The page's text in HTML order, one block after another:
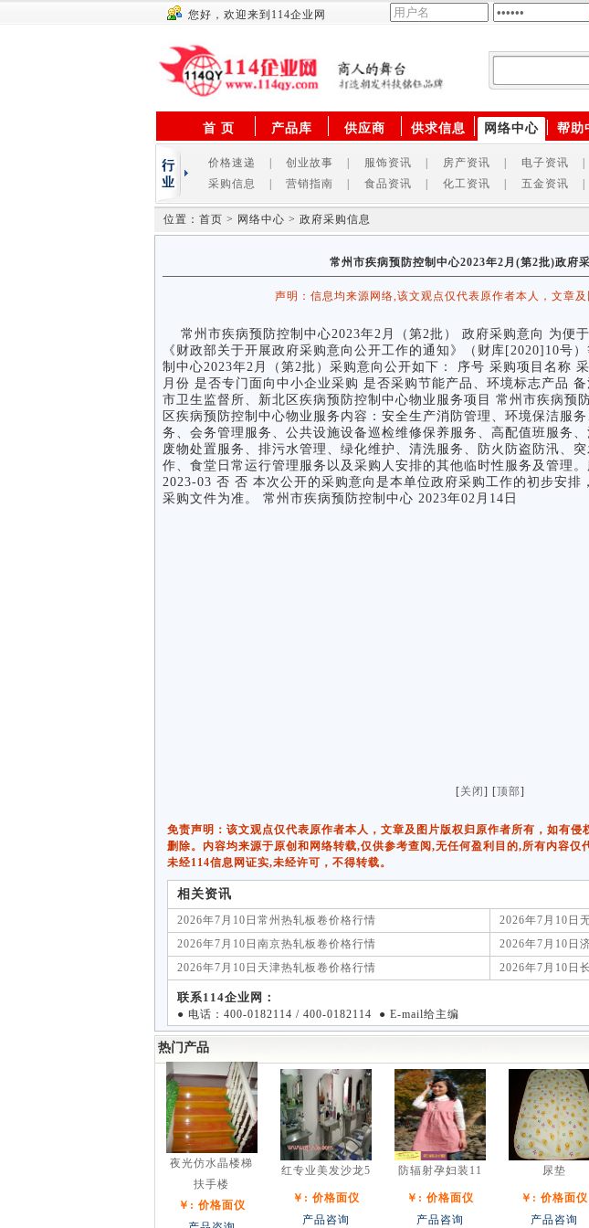
您好，欢迎来到114企业网
首 页 产品库 供应商 供求信息 网络中心 帮助
价格速递 创业故事 服饰资讯 房产资讯 电子资讯
采购信息
营销指南 食品资讯 化工资讯 五金资讯
位置：首页 > 网络中心 > 政府采购信息
常州市疾病预防控制中心2023年2月(第2批)政府
声明：信息均来源网络,该文观点仅代表原作者本人，文章
常州市疾病预防控制中心2023年2月（第2批） 政府采购意向 为便
《财政部关于开展政府采购意向公开工作的通知》（财库[2020]10号
制中心2023年2月（第2批）采购意向公开如下： 序号 采购项目名称
月份 是否专门面向中小企业采购 是否采购节能产品、环境标志产品
市卫生监督所、新北区疾病预防控制中心物业服务项目 常州市疾病预
区疾病预防控制中心物业服务内容：安全生产消防管理、环境保洁服
务、会务管理服务、公共设施设备巡检维修保养服务、高配值班服务
废物处置服务、排污水管理、绿化维护、清洗服务、防火防盗防汛、
作、食堂日常运行管理服务以及采购人安排的其他临时性服务及管理
2023-03 否 否 本次公开的采购意向是本单位政府采购工作的初步安排
采购文件为准。 常州市疾病预防控制中心 2023年02月14日
[关闭 ] [顶部]
免责声明：该文观点仅代表原作者本人，文章及图片版权归原作者所有，如有侵
删除。内容均来源于原创和网络转载,仅供参考查阅,无任何盈利目的,所有内容仅
未经114信息网证实,未经许可，不得转载。
相关资讯
2026年7月10日常州热轧板卷价格行情
2026年7月10日
2026年7月10日南京热轧板卷价格行情
2026年7月10日
2026年7月10日天津热轧板卷价格行情
2026年7月10日
联系114企业网：
● 电话：400-0182114 / 400-0182114 ● E-mail给主编
热门产品
夜光仿水晶楼梯
扶手楼
￥: 价格面仪
红专业美发沙龙5
￥: 价格面仪
产品咨询
防辐射孕妇装11
￥: 价格面仪
产品咨询
尿垫
￥: 价格面仪
产品咨询